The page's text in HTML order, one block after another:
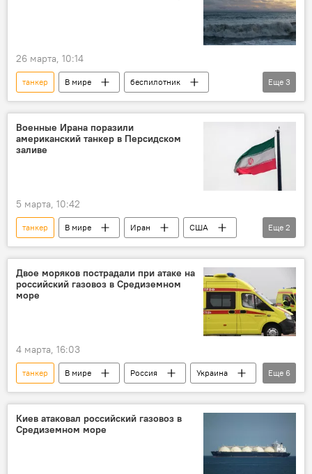
26 марта, 10:14
танкер В мире
беспилотник
Турция
нефть Черное море
Еще 3
Военные Ирана поразили
американский танкер в Персидском
заливе
5 марта, 10:42
танкер В мире Иран
США
Политика
удар
Еще 2
Двое моряков пострадали при атаке на
российский газовоз в Средиземном
море
4 марта, 16:03
танкер В мире Россия
Украина
перевозки
грузоперевозки
Средиземное море
газ
природный газ
Еще 6
Киев атаковал российский газовоз в
Средиземном море